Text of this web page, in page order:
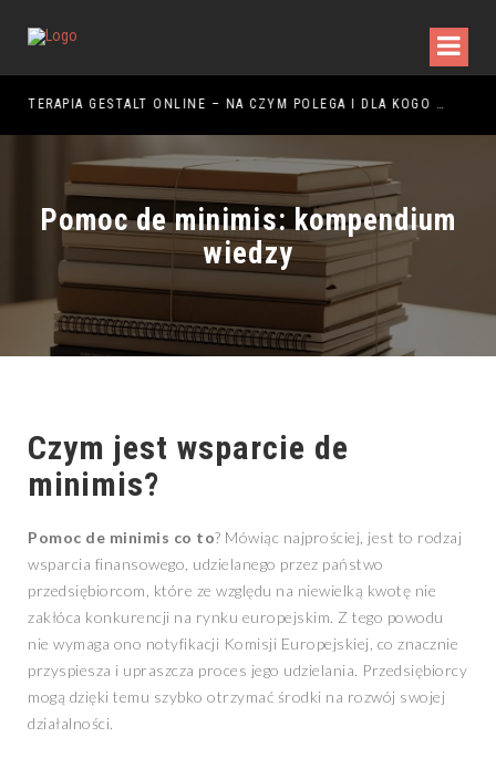
TERAPIA GESTALT ONLINE – NA CZYM POLEGA I DLA KOGO JEST ODPOWIEDNIA?
Pomoc de minimis: kompendium
wiedzy
Czym jest wsparcie de
minimis?
Pomoc de minimis co to? Mówiąc najprościej, jest to rodzaj
wsparcia finansowego, udzielanego przez państwo
przedsiębiorcom, które ze względu na niewielką kwotę nie
zakłóca konkurencji na rynku europejskim. Z tego powodu
nie wymaga ono notyfikacji Komisji Europejskiej, co znacznie
przyspiesza i upraszcza proces jego udzielania. Przedsiębiorcy
mogą dzięki temu szybko otrzymać środki na rozwój swojej
działalności.